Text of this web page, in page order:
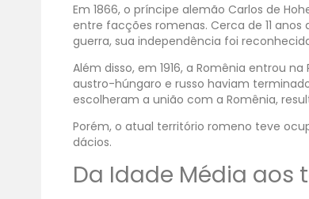
Em 1866, o príncipe alemão Carlos de
entre facções romenas. Cerca de 11
guerra, sua independência foi
Além disso, em 1916, a Romênia entrou
austro-húngaro e russo haviam
escolheram a união com a Romênia,
Porém, o atual território romeno teve
dácios.
Da Idade Média aos